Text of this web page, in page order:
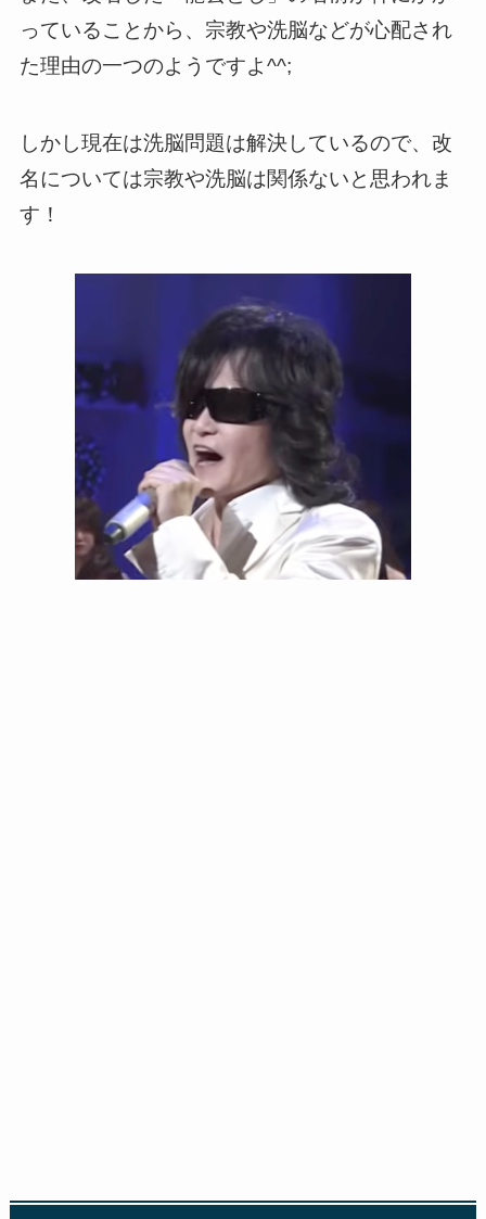
っていることから、宗教や洗脳などが心配され
た理由の一つのようですよ^^;
しかし現在は洗脳問題は解決しているので、改
名については宗教や洗脳は関係ないと思われま
す！